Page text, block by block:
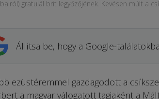
gratulál brit legyőzőjének. Kevésen múlt a
Állítsa be, hogy a Google-
ezüstéremmel gaz­dagodott a
a magyar válogatott tagjaként a